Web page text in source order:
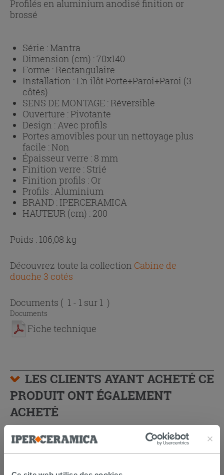
Profilés en aluminium anodisé finition or
brossé
Série :Mantra
Dimension (cm) :70x140
Forme :Rectangulaire
Installation :En ilôt Porte+Paroi+Paroi (3
côtés)
SENS DE MONTAGE :Réversible
Ouverture :Pivotante
Design :Avec profils
Portes amovibles pour un nettoyage plus
facile :Non
Épaisseur verre : 8 mm
Finition verre : Strié
Finition profils : Or
Profils :Aluminium
BRAND : IPERCERAMICA
HAUTEUR (cm) : 200
Poids : 106,08 kg
Découvrez toute la collection Cabine de
douche 3 cotés
Documents ( 1 - 1 sur 1 )
Documents
Fiche technique
LES CLIENTS AYANT ACHETÉ CE
PRODUIT ONT ÉGALEMENT
ACHETÉ